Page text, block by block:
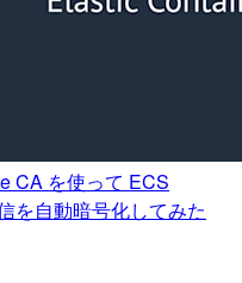
CA を使って ECS
を自動暗号化してみた